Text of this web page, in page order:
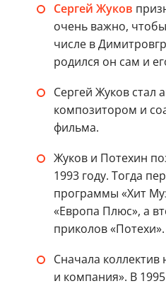
Сергей Жуков
очень важно,
числе в
родился он сам и
Сергей Жуков стал
композитором и
фильма.
Жуков и Потехин
1993 году. Тогда
программы «Хит
«Европа Плюс», а
приколов «Потехи».
Сначала
и компания». В